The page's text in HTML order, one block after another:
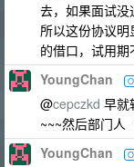
去，如果面试没
所以这份协议
的借口，试用期
YoungChan
@cepczkd 早就
~~~然后部门人
YoungChan